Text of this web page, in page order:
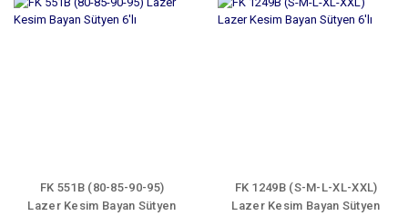
FK 551B (80-85-90-95)
Lazer Kesim Bayan Sütyen
FK 1249B (S-M-L-XL-XXL)
Lazer Kesim Bayan Sütyen